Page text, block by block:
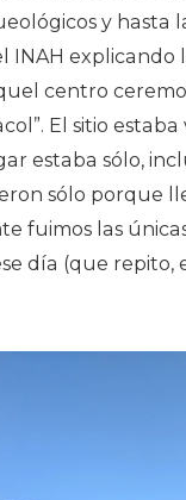
y hasta
INAH explicando
centro
El sitio estaba
estaba sólo,
sólo porque
fuimos las
día (que repito,